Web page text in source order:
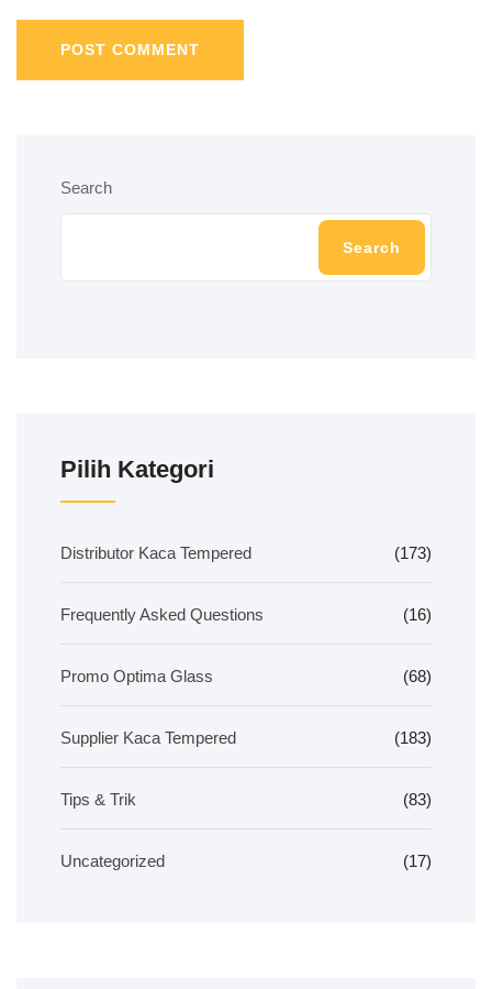
POST COMMENT
Search
Search
Pilih Kategori
Distributor Kaca Tempered (173)
Frequently Asked Questions (16)
Promo Optima Glass (68)
Supplier Kaca Tempered (183)
Tips & Trik (83)
Uncategorized (17)